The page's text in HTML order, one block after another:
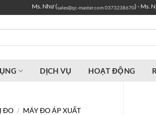
Ms. Như (sales@qc-master.com0373238670) - Ms.
DỊCH VỤ HOẠT ĐỘNG
ĐO / MÁY ĐO ÁP XUẤT